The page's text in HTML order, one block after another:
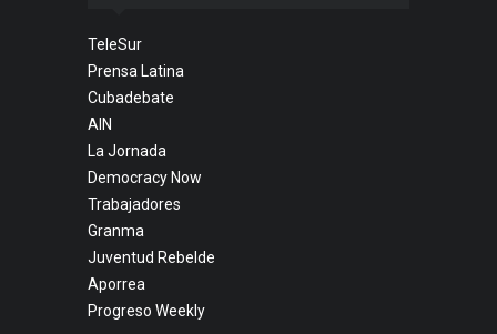
TeleSur
Prensa Latina
Cubadebate
AIN
La Jornada
Democracy Now
Trabajadores
Granma
Juventud Rebelde
Aporrea
Progreso Weekly